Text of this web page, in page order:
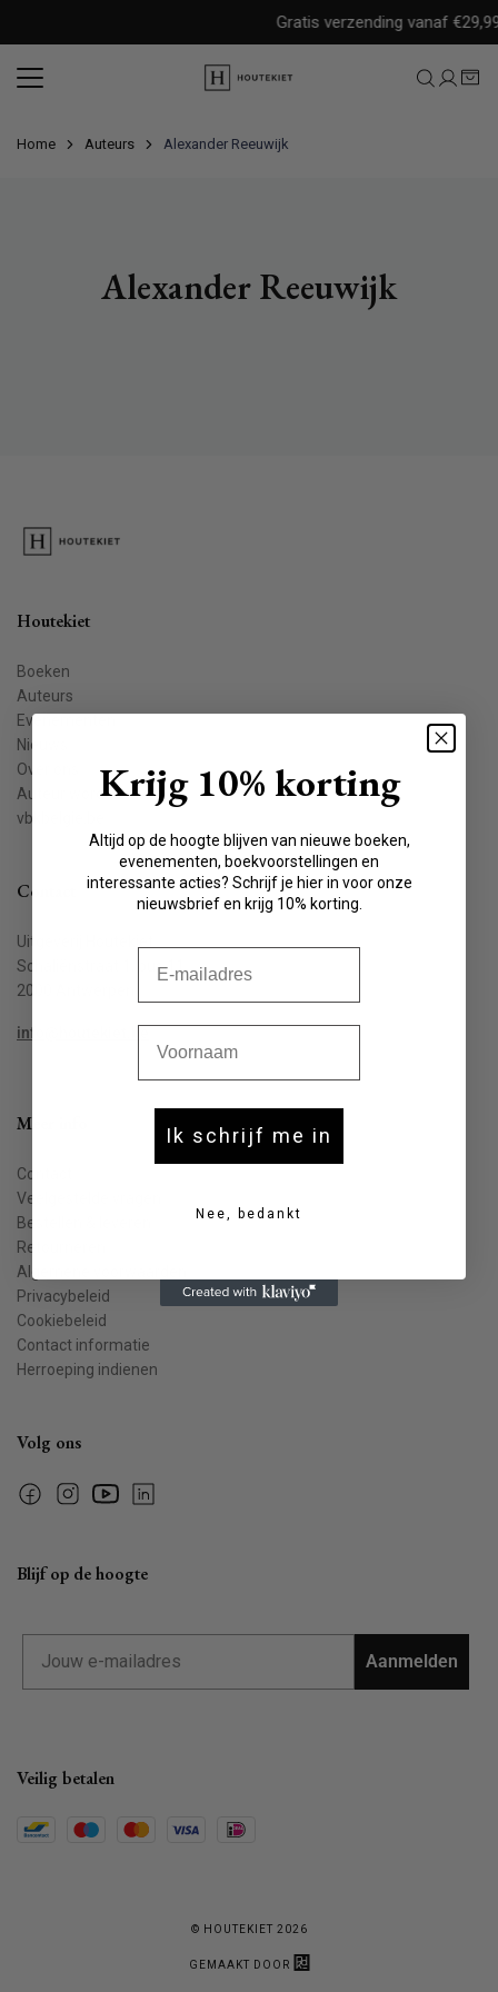
content
Gratis verzending vanaf
Home Auteurs Alexander Reeuwijk
Alexander Reeuwijk
Houtekiet
Boeken
Auteurs
Evenementen
Nieuws
Over ons
Auteur worden
vbkbelgie.be
Contact
Uitgeverij Houtekiet
Schaliënstraat 1, bus 11
2000 Antwerpen
info@houtekiet.be
Meer info
Contact
Veelgestelde vragen
Bestellen & leveren
Retourneren
Algemene voorwaarden
Privacybeleid
Cookiebeleid
Contact informatie
Herroeping indienen
Volg ons
FacebookInstagramYouTubeLinkedin
Blijf op de hoogte
Aanmelden
Veilig betalen
© HOUTEKIET 2026
GEMAAKT DOOR
Krijg 10% korting
Altijd op de hoogte blijven van nieuwe boeken,
evenementen, boekvoorstellingen en
interessante acties? Schrijf je hier in voor onze
nieuwsbrief en krijg 10% korting.
Ik schrijf me in
Nee, bedankt